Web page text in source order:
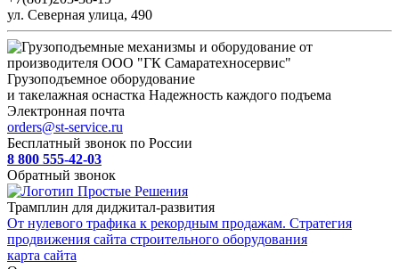
ул. Северная улица, 490
Грузоподъемное оборудование
и такелажная оснастка Надежность каждого подъема
Электронная почта
orders@st-service.ru
Бесплатный звонок по России
8 800 555-42-03
Обратный звонок
Трамплин для диджитал-развития
От нулевого трафика к рекордным продажам. Стратегия
продвижения сайта строительного оборудования
карта сайта